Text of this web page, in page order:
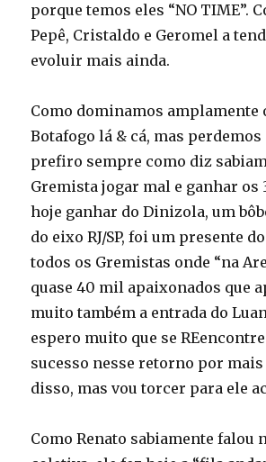
porque temos eles “NO TIME”.
Pepê, Cristaldo e Geromel a
evoluir mais ainda.
Como dominamos amplamente
Botafogo lá & cá, mas perdemos
prefiro sempre como diz
Gremista jogar mal e ganhar os
hoje ganhar do Dinizola, um
do eixo RJ/SP, foi um presente
todos os Gremistas onde “na
quase 40 mil apaixonados que
muito também a entrada do
espero muito que se
sucesso nesse retorno por mais
disso, mas vou torcer para ele
Como Renato sabiamente falou